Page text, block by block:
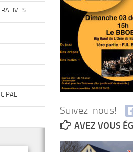
Suivez-nous!
AVEZ VOUS